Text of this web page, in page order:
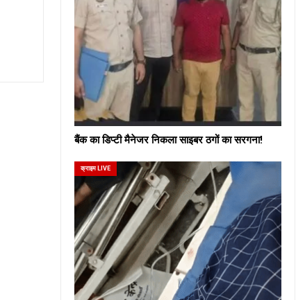
बैंक का डिप्टी मैनेजर निकला साइबर ठगों का सरगना!
क्राइम LIVE